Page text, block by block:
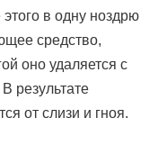
в одну ноздрю
средство,
оно удаляется с
результате
от слизи и гноя.